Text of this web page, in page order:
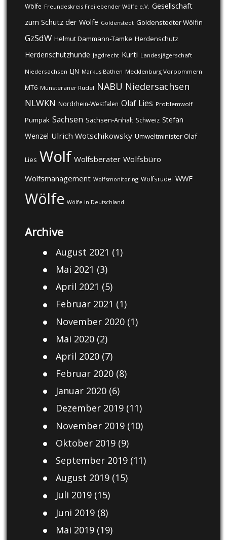
Wölfe Freundeskreis Freilebender Wölfe e.V. Gesellschaft
zum Schutz der Wölfe Goldenstedt Goldenstedter Wölfin
GzSdW Helmut Dammann-Tamke Herdenschutz
Herdenschutzhunde Jagdrecht Kurti Landesjägerschaft
Niedersachsen LJN Markus Bathen Mecklenburg Vorpommern
MT6 Munsteraner Rudel NABU Niedersachsen
NLWKN Nordrhein-Westfalen Olaf Lies Problemwolf
Pumpak Sachsen Sachsen-Anhalt Schweiz Stefan
Wenzel Ulrich Wotschikowsky Umweltminister Olaf
Lies Wolf Wolfsberater Wolfsbüro
Wolfsmanagement Wolfsmonitoring Wolfsrudel WWF
Wölfe Wölfe in Deutschland
Archive
August 2021 (1)
Mai 2021 (3)
April 2021 (5)
Februar 2021 (1)
November 2020(1)
Mai 2020(2)
April 2020(7)
Februar 2020(8)
Januar 2020(6)
Dezember 2019(11)
November 2019(10)
Oktober 2019(9)
September 2019(11)
August 2019(15)
Juli 2019(15)
Juni 2019(8)
Mai 2019(19)